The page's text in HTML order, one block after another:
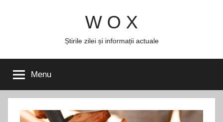
W O X
Știrile zilei și informații actuale
Menu